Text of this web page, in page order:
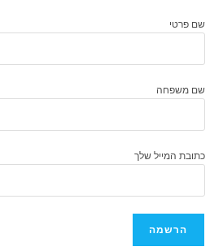
שם פרטי
שם משפחה
כתובת המייל שלך